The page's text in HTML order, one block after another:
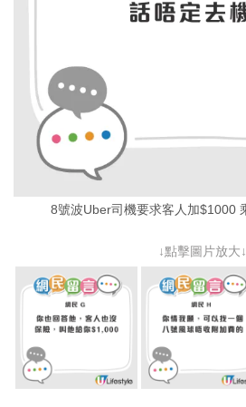
8號波Uber司機要求客人加$1000
↓點擊圖片放大↓